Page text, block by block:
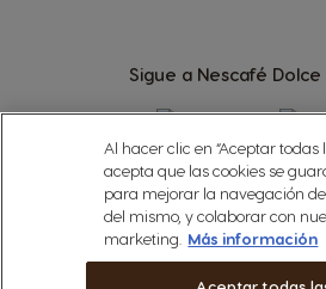
CÁPSULAS
Cápsulas
MÁQUINAS
Máquinas
TU COFFEE SHOP
Sigue a Nescafé
Al hacer clic en “Aceptar todas
acepta que las cookies se
para mejorar la navegación
del mismo, y colaborar con
marketing. Más información